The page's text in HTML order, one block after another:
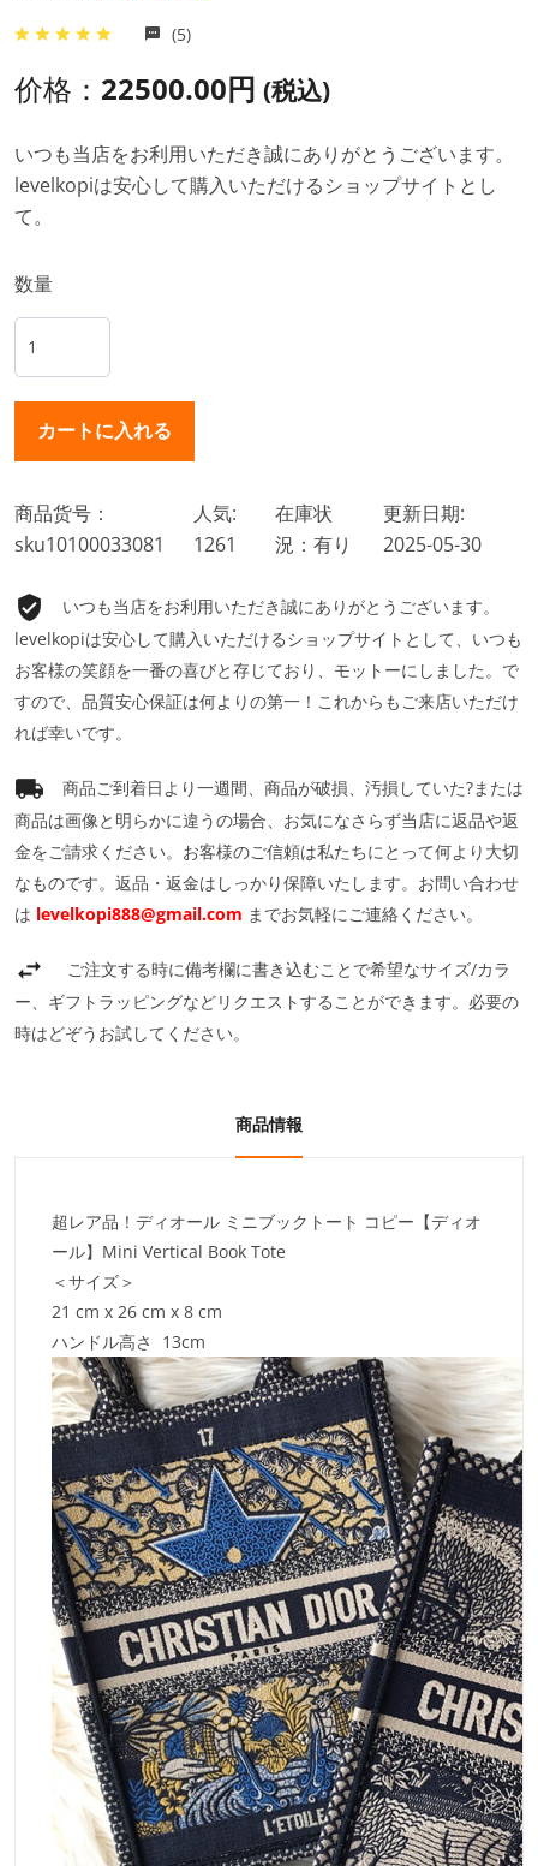
(5)
价格： 22500.00円 (税込)
いつも当店をお利用いただき誠にありがとうございます。
levelkopiは安心して購入いただけるショップサイトとし
て。
数量
商品货号：
sku10100033081
人気:
1261
在庫状
況：有り
更新日期:
2025-05-30
いつも当店をお利用いただき誠にありがとうございます。
levelkopiは安心して購入いただけるショップサイトとして、いつも
お客様の笑顔を一番の喜びと存じており、モットーにしました。で
すので、品質安心保証は何よりの第一！これからもご来店いただけ
れば幸いです。
商品ご到着日より一週間、商品が破損、汚損していた?または
商品は画像と明らかに違うの場合、お気になさらず当店に返品や返
金をご請求ください。お客様のご信頼は私たちにとって何より大切
なものです。返品・返金はしっかり保障いたします。お問い合わせ
は levelkopi888@gmail.com までお気軽にご連絡ください。
ご注文する時に備考欄に書き込むことで希望なサイズ/カラ
ー、ギフトラッピングなどリクエストすることができます。必要の
時はどぞうお試してください。
商品情報
超レア品！ディオール ミニブックトート コピー【ディオ
ール】Mini Vertical Book Tote
＜サイズ＞
21 cm x 26 cm x 8 cm
ハンドル高さ 13cm